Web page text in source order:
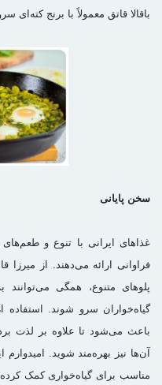
باقالا قاتق معمولاً با برنج
سخن پایانی
غذاهای ایرانی با تنوع و
فراوانی ارائه می‌دهند. از
پلوهای متنوع، همگی
گیاه‌خواران سرو شوند. استفاده
باعث می‌شود تا علاوه بر لذت
آن‌ها نیز بهره‌مند شوید. امیدوارم
مناسب برای گیاه‌خواری کمک